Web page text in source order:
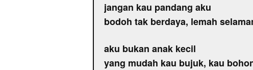
jangan kau pandang aku
bodoh tak berdaya, lemah
aku bukan anak kecil
yang mudah kau bujuk, kau